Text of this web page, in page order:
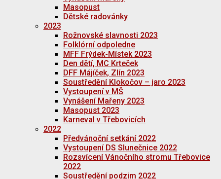
Masopust
Dětské radovánky
2023
Rožnovské slavnosti 2023
Folklórní odpoledne
MFF Frýdek-Místek 2023
Den dětí, MC Krteček
DFF Májíček, Zlín 2023
Soustředění Klokočov – jaro 2023
Vystoupení v MŠ
Vynášení Mařeny 2023
Masopust 2023
Karneval v Třebovicích
2022
Předvánoční setkání 2022
Vystoupení DS Slunečnice 2022
Rozsvícení Vánočního stromu Třebovice
2022
Soustředění podzim 2022